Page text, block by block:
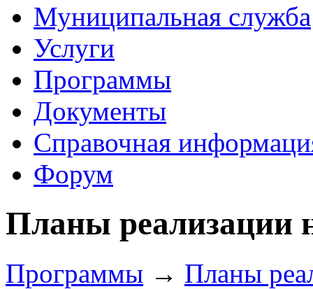
Муниципальная служба
Услуги
Программы
Документы
Справочная
Форум
Планы реализации
Программы → Планы